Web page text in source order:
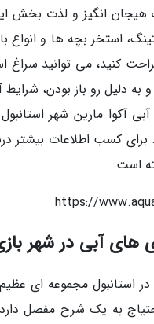
هیجان انگیز و لذت بخش
استخر بچه ها و
کنید، می توانید سراغ
به دلیل رو باز بودن،
آکوا مارین شهر
برای کسب اطلاعات بیشتر
است:
https://
های آبی در شهر
در استانبول مجموعه ای
به یک شرح مفصل